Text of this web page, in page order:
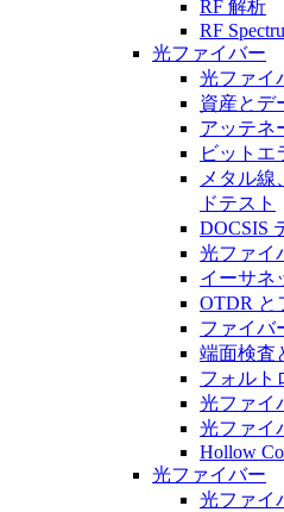
RF 解析
RF
光ファイバー
光ファイ
資産とデ
アッテネ
ビットエ
メタル線
ドテスト
DOCSIS
光ファイ
イーサネ
OTDR と
ファイバ
端面検査
フォルト
光ファイ
光ファイ
Hollow
光ファイバー
光ファイ